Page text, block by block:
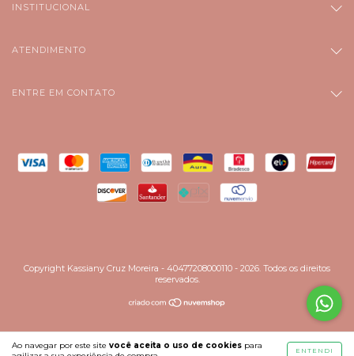
Ao navegar por este site você aceita o uso de cookies para
ENTENDI
INSTITUCIONAL
ATENDIMENTO
ENTRE EM CONTATO
Copyright Kassiany Cruz Moreira - 40477208000110 - 2026. Todos os direitos
reservados.